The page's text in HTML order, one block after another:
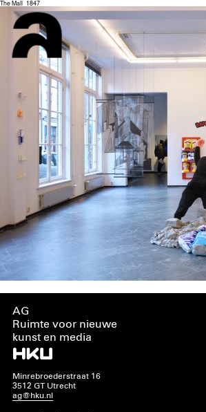
The Mall_1847
AG
Ruimte voor nieuwe
kunst en media
Minrebroederstraat 16
3512 GT Utrecht
ag@hku.nl